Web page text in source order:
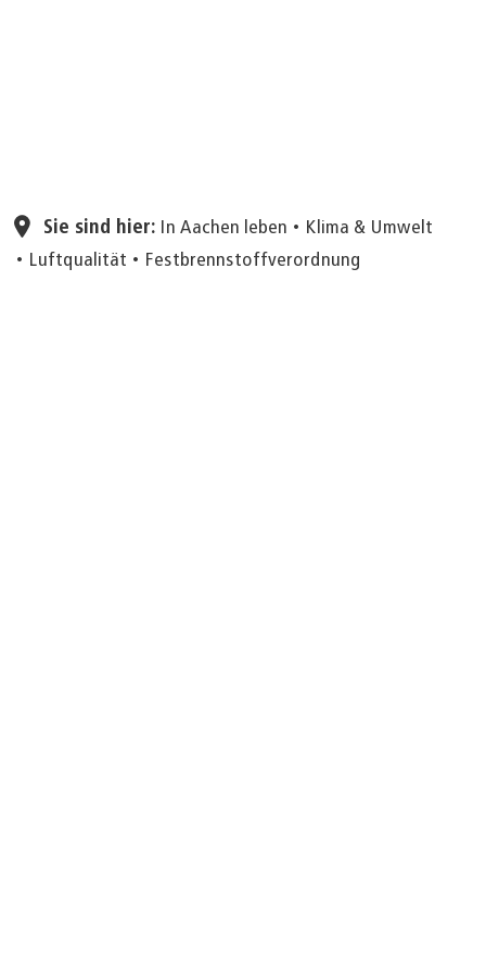
Sie sind hier: In Aachen leben
Klima & Umwelt
Luftqualität
Festbrennstoffverordnung